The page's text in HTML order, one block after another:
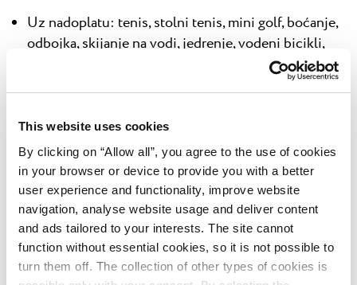
This website uses cookies
By clicking on “Allow all”, you agree to the use of cookies
in your browser or device to provide you with a better
user experience and functionality, improve website
navigation, analyse website usage and deliver content
and ads tailored to your interests. The site cannot
function without essential cookies, so it is not possible to
turn them off. The collection of other types of cookies is
Uz nadoplatu: tenis, stolni tenis, mini golf, boćanje,
odbojka, skijanje na vodi, jedrenje, vodeni bicikli,
bicikli, nogomet, košarka, windsurfing, kanu,
Activities & Experiences
Dostupno: 07.06. - 28.08.2026.
Zabava je za nas ozbiljna stvar! Activities &
Experience Team brine se da se provedete najbolje